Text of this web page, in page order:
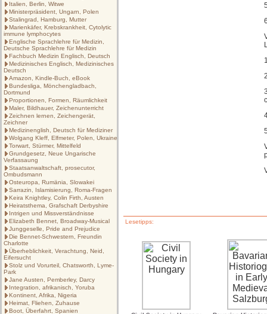
Italien, Berlin, Witwe
Ministerpräsident, Ungarn, Polen
Stalingrad, Hamburg, Mutter
Marienkäfer, Krebskrankheit, Cytolytic
immune lymphocytes
Englische Sprachlehre für Medizin,
Deutsche Sprachlehre für Medizin
Fachbuch Medizin Englisch, Deutsch
Medizinisches Englisch, Medizinisches
Deutsch
Amazon, Kindle-Buch, eBook
Bundesliga, Mönchengladbach,
Dortmund
Proportionen, Formen, Räumlichkeit
Maler, Bildhauer, Zeichenunterricht
Zeichnen lernen, Zeichengerät,
Zeichner
Medizinenglish, Deutsch für Mediziner
Wolgang Kleff, Elfmeter, Polen, Ukraine
Torwart, Stürmer, Mittelfeld
Grundgesetz, Neue Ungarische
Verfassaung
Staatsanwaltschaft, prosecutor,
Ombudsmann
Osteuropa, Rumänia, Slowakei
Sarrazin, Islamisierung, Roma-Fragen
Keira Knightley, Colin Firth, Austen
Heiratsthema, Grafschaft Derbyshire
Intrigen und Missverständnisse
Elizabeth Bennet, Broadway-Musical
Junggeselle, Pride and Prejudice
Die Bennet-Schwestern, Freundin
Charlotte
Überheblichkeit, Verachtung, Neid,
Eifersucht
Stolz und Vorurteil, Chatsworth, Lyme-
Park
Jane Austen, Pemberley, Darcy
Integration, afrikanisch, Yoruba
Kontinent, Afrika, Nigeria
Heimat, Fliehen, Zuhause
Boot, Überfahrt, Spanien
Lesetipps: